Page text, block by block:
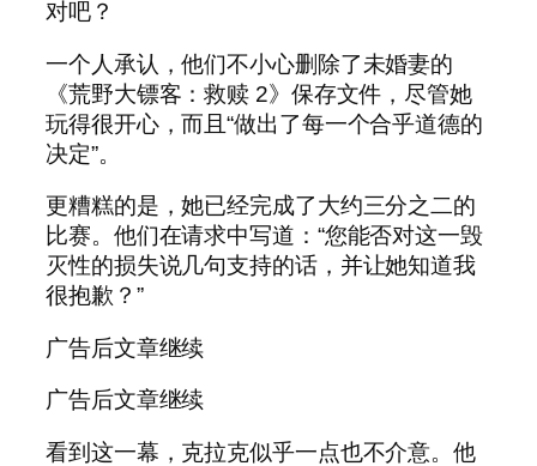
对吧？
一个人承认，他们不小心删除了未婚妻的
《荒野大镖客：救赎 2》保存文件，尽管她
玩得很开心，而且“做出了每一个合乎道德的
决定”。
更糟糕的是，她已经完成了大约三分之二的
比赛。他们在请求中写道：“您能否对这一毁
灭性的损失说几句支持的话，并让她知道我
很抱歉？”
广告后文章继续
广告后文章继续
看到这一幕，克拉克似乎一点也不介意。他